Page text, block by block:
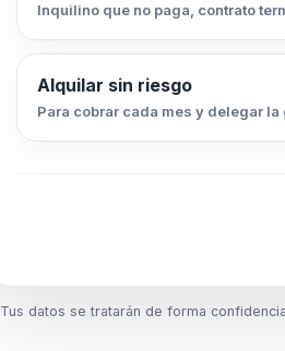
Inquilino que no paga, contrato
Alquilar sin riesgo
Para cobrar cada mes y delegar
Tus datos se tratarán de forma